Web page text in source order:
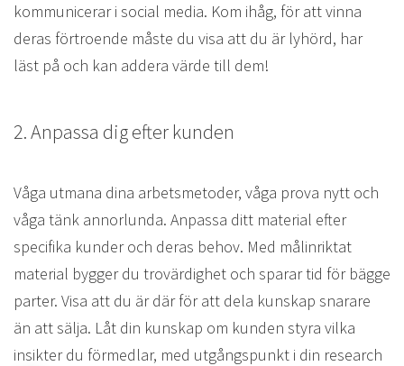
kommunicerar i social media. Kom ihåg, för att vinna
deras förtroende måste du visa att du är lyhörd, har
läst på och kan addera värde till dem!
2. Anpassa dig efter kunden
Våga utmana dina arbetsmetoder, våga prova nytt och
våga tänk annorlunda. Anpassa ditt material efter
specifika kunder och deras behov. Med målinriktat
material bygger du trovärdighet och sparar tid för bägge
parter. Visa att du är där för att dela kunskap snarare
än att sälja. Låt din kunskap om kunden styra vilka
insikter du förmedlar, med utgångspunkt i din research